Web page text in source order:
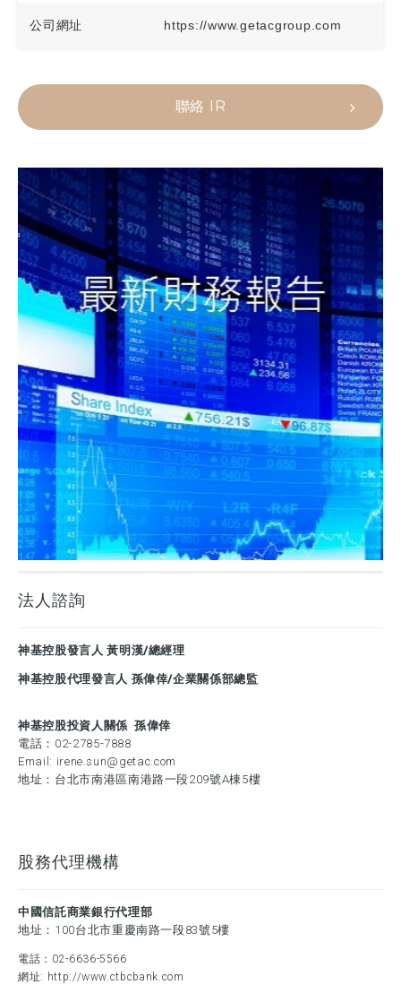
公司網址 https://www.getacgroup.com
聯絡 IR
法人諮詢
神基控股發言人 黃明漢/總經理
神基控股代理發言人 孫偉倖/企業關係部總監
神基控股投資人關係 孫偉倖
電話： 02-2785-7888
Email: irene.sun@getac.com
地址：台北市南港區南港路一段209號A棟5樓
股務代理機構
中國信託商業銀行代理部
地址：100台北市重慶南路一段83號5樓
電話： 02-6636-5566
網址: http://www.ctbcbank.com